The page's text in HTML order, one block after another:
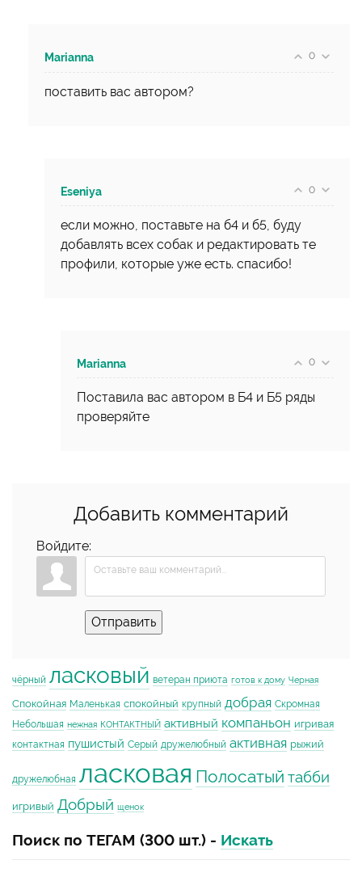
0
Marianna
поставить вас автором?
0
Eseniya
если можно, поставьте на б4 и б5, буду
добавлять всех собак и редактировать те
профили, которые уже есть. спасибо!
0
Marianna
Поставила вас автором в Б4 и Б5 ряды
проверяйте
Добавить комментарий
Войдите:
Отправить
чёрный ласковый ветеран приюта готов к дому Черная
Спокойная Маленькая спокойный крупный добрая Скромная
Небольшая нежная КОНТАКТНЫЙ активный компаньон игривая
контактная пушистый Серый дружелюбный активная рыжий
дружелюбная ласковая Полосатый табби
игривый Добрый щенок
Поиск по ТЕГАМ (300 шт.) - Искать